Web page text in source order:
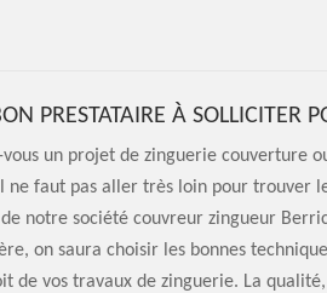
PRESTATAIRE À SOLLICITER
vous un projet de zinguerie couverture
ne faut pas aller très loin pour trouver
notre société couvreur zingueur
on saura choisir les bonnes
de vos travaux de zinguerie. La